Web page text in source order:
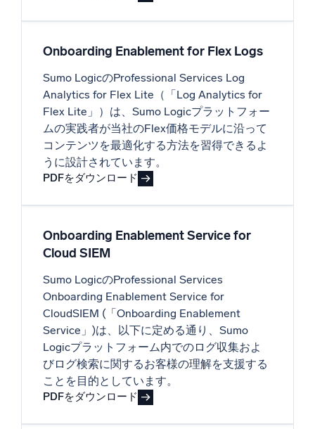
Onboarding Enablement for Flex Logs
Sumo LogicのProfessional Services Log
Analytics for Flex Lite（「Log Analytics for
Flex Lite」）は、Sumo Logicプラットフォー
ムの実践者が当社のFlex価格モデルに沿って
コンテンツを最適化する方法を習得できるよ
うに設計されています。
PDFをダウンロード
Onboarding Enablement Service for
Cloud SIEM
Sumo LogicのProfessional Services
Onboarding Enablement Service for
CloudSIEM (「Onboarding Enablement
Service」)は、以下に定める通り、Sumo
Logicプラットフォーム内でのログ収集およ
びログ検索に関するお客様の理解を支援する
ことを目的としています。
PDFをダウンロード